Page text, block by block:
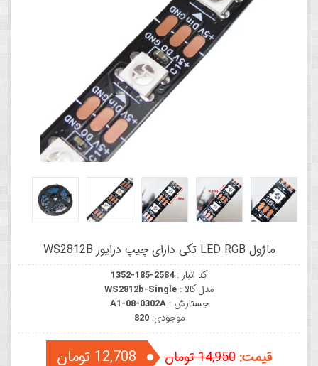
ماژول LED RGB تکی دارای چیپ درایور WS2812B
کد انبار :1352-185-2584
مدل کالا : WS2812b-Single
جستارش :A1-08-0302A
موجودی:820
قیمت:14,950 تومان 12,708 تومان